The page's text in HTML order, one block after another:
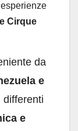
Cirque
da
e
differenti
e